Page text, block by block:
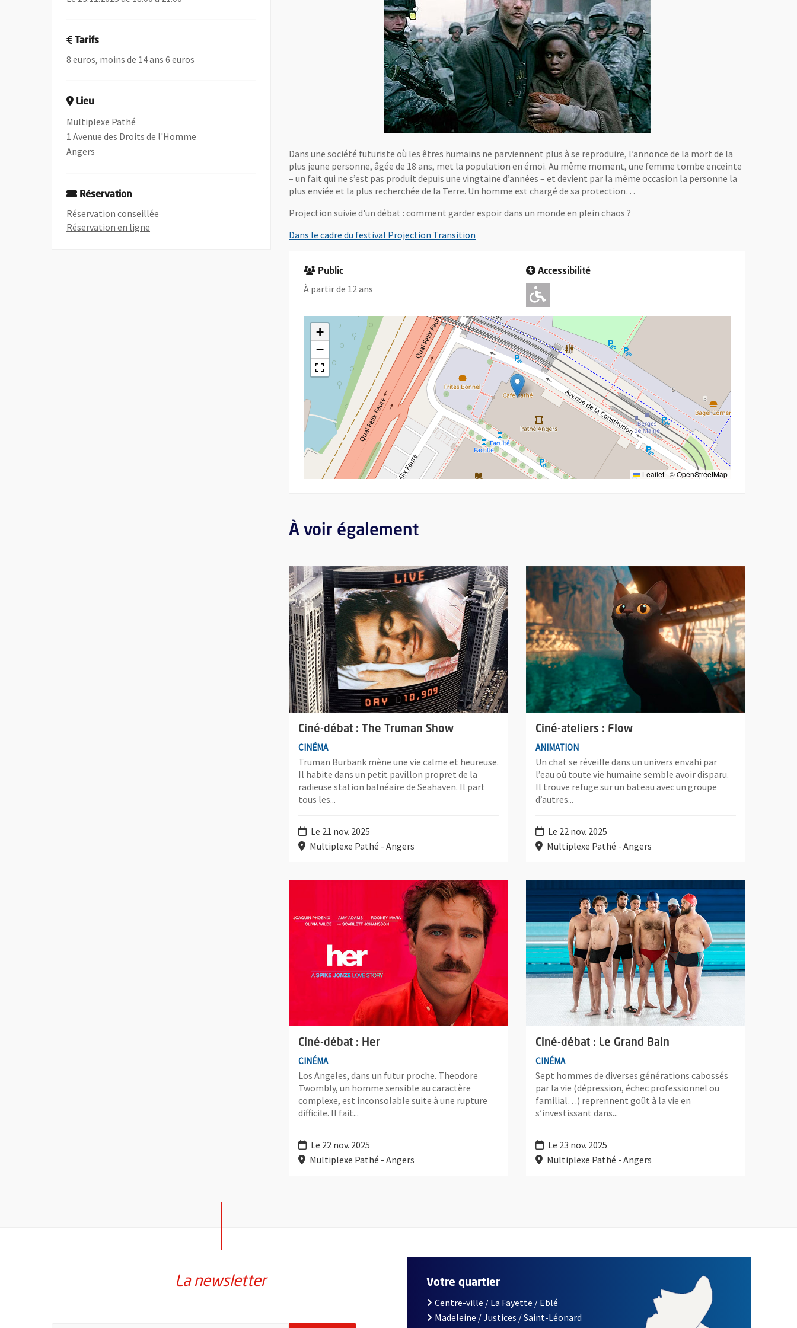
Dans une société futuriste où les êtres humains ne parviennent plus à se reproduire, l’annonce de la mort de la
plus jeune personne, âgée de 18 ans, met la population en émoi. Au même moment, une femme tombe enceinte
– un fait qui ne s’est pas produit depuis une vingtaine d’années – et devient par la même occasion la personne la
plus enviée et la plus recherchée de la Terre. Un homme est chargé de sa protection…
Projection suivie d'un débat : comment garder espoir dans un monde en plein chaos ?
Dans le cadre du festival Projection Transition, Ouvre une nouvelle fenêtre
Public
À partir de 12 ans
Accessibilité
Adapté pour l'handicap Moteur
+
−
Leaflet | ©OpenStreetMap
À voir également
Ciné-débat : The Truman Show
CINÉMA
Truman Burbank mène une vie calme et heureuse.
Il habite dans un petit pavillon propret de la
radieuse station balnéaire de Seahaven. Il part
tous les...
Le 21 nov. 2025
Multiplexe Pathé - Angers
Plus d'information sur l'évènement : Ciné-débat : The Truman Show
Ciné-ateliers : Flow
ANIMATION
Un chat se réveille dans un univers envahi par
l’eau où toute vie humaine semble avoir disparu.
Il trouve refuge sur un bateau avec un groupe
d’autres...
Le 22 nov. 2025
Multiplexe Pathé - Angers
Plus d'information sur l'évènement : Ciné-ateliers : Flow
Ciné-débat : Her
CINÉMA
Los Angeles, dans un futur proche. Theodore
Twombly, un homme sensible au caractère
complexe, est inconsolable suite à une rupture
difficile. Il fait...
Le 22 nov. 2025
Multiplexe Pathé - Angers
Plus d'information sur l'évènement : Ciné-débat : Her
Ciné-débat : Le Grand Bain
CINÉMA
Sept hommes de diverses générations cabossés
par la vie (dépression, échec professionnel ou
familial…) reprennent goût à la vie en
s’investissant dans...
Le 23 nov. 2025
Multiplexe Pathé - Angers
Plus d'information sur l'évènement : Ciné-débat : Le Grand Bain
Tarifs
8 euros, moins de 14 ans 6 euros
Lieu
Multiplexe Pathé
1 Avenue des Droits de l'Homme
Angers
Réservation
Réservation conseillée
Réservation en ligne
La newsletter Votre quartier
Centre-ville / La Fayette / Eblé
Madeleine / Justices / Saint-Léonard